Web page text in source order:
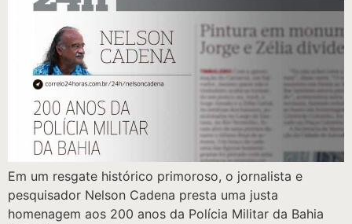
Em um resgate histórico primoroso, o jornalista e
pesquisador Nelson Cadena presta uma justa
homenagem aos 200 anos da Polícia Militar da Bahia